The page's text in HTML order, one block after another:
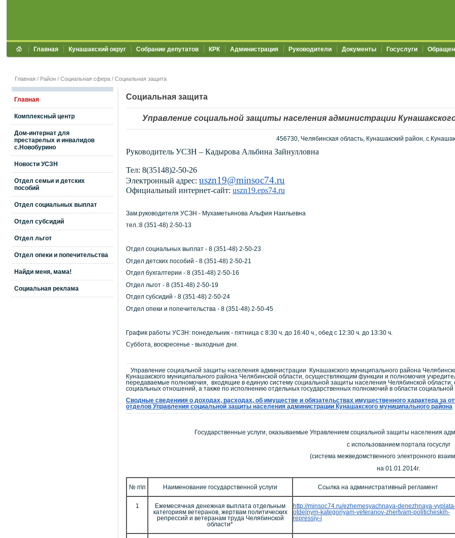
Главная Кунашакский округ Собрание депутатов КРК Администрация Руководители Документы Госуслуги
Главная / Район / Социальная сфера / Социальная защита
Главная
Комплексный центр
Дом-интернат для
престарелых и инвалидов
с.Новобурино
Новости УСЗН
Отдел семьи и детских
пособий
Отдел социальных выплат
Отдел субсидий
Отдел льгот
Отдел опеки и попечительства
Найди меня, мама!
Социальная реклама
Социальная защита
Управление социальной защиты населения администрации
456730, Челябинская область, Кунашакский район,
Руководитель УСЗН – Кадырова Альбина Зайнулловна
Тел: 8(35148)2-50-26
Электронный адрес: uszn19@minsoc74.ru
Официальный интернет-сайт: uszn19.eps74.ru
Зам.руководителя УСЗН - Мухаметьянова Альфия Наильевна
тел.:8 (351-48) 2-50-13
Отдел социальных выплат - 8 (351-48) 2-50-23
Отдел детских пособий - 8 (351-48) 2-50-21
Отдел бухгалтерии - 8 (351-48) 2-50-16
Отдел льгот - 8 (351-48) 2-50-19
Отдел субсидий - 8 (351-48) 2-50-24
Отдел опеки и попечительства - 8 (351-48) 2-50-45
График работы УСЗН: понедельник - пятница с 8:30 ч. до 16:40 ч., обед с 12:30 ч. до 13:30 ч.
Суббота, воскресенье - выходные дни.
Управление социальной защиты населения администрации Кунашакского муниципального района
Кунашакского муниципального района Челябинской области, осуществляющим функции и полномочия
передаваемые полномочия, входящие в единую систему социальной защиты населения Челябинской
социальных отношений, а также по исполнению отдельных государственных полномочий в области
Сводные сведениия о доходах, расходах, об имуществе и обязательствах имущественного характера за
отделов Управления социальной защиты населения администрации Кунашакского муниципального района
Государственные услуги, оказываемые Управлением социальной защиты населения
с использованием портала госуслуг
(система межведомственного электронного
на 01.01.2014г.
№ п\п Наименование государственной услуги Ссылка на административный регламент
1
Ежемесячная денежная выплата отдельным
категориям ветеранов, жертвам политических
репрессий и ветеранам труда Челябинской
области*
http://minsoc74.ru/ezhemesyachnaya-denezhnaya-
otdelnym-kategoriyam-veteranov-zhertvam-politicheskih-
repressiy-i